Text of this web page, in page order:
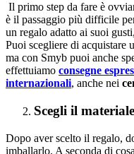
Il primo step da fare è
è il passaggio più difficile
un regalo adatto ai suoi
Puoi scegliere di acquistare
ma con Smyb puoi anche
effettuiamo consegne
internazionali, anche nei
Scegli il
Dopo aver scelto il regalo,
imballarlo. A seconda di